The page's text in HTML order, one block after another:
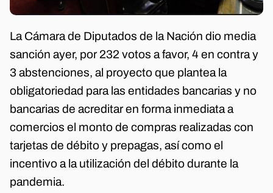
La Cámara de Diputados de la Nación dio media
sanción ayer, por 232 votos a favor, 4 en contra y
3 abstenciones, al proyecto que plantea la
obligatoriedad para las entidades bancarias y no
bancarias de acreditar en forma inmediata a
comercios el monto de compras realizadas con
tarjetas de débito y prepagas, así como el
incentivo a la utilización del débito durante la
pandemia.